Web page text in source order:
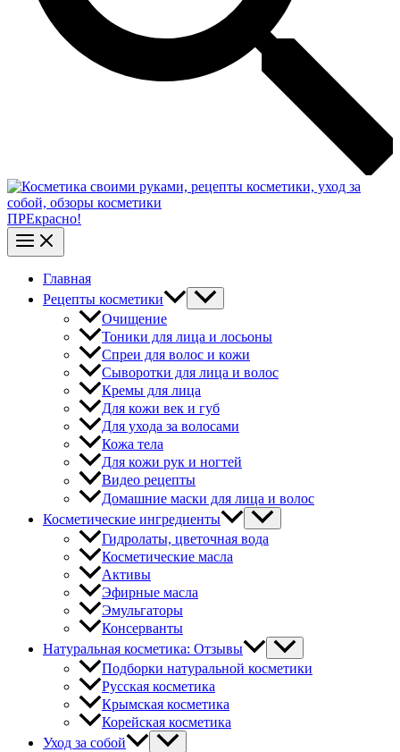
ПРЕкрасно!
Главная
Рецепты косметики
Очищение
Тоники для лица и лосьоны
Спреи для волос и кожи
Сыворотки для лица и волос
Кремы для лица
Для кожи век и губ
Для ухода за волосами
Кожа тела
Для кожи рук и ногтей
Видео рецепты
Домашние маски для лица и волос
Косметические ингредиенты
Гидролаты, цветочная вода
Косметические масла
Активы
Эфирные масла
Эмульгаторы
Консерванты
Натуральная косметика: Отзывы
Подборки натуральной косметики
Русская косметика
Крымская косметика
Корейская косметика
Уход за собой